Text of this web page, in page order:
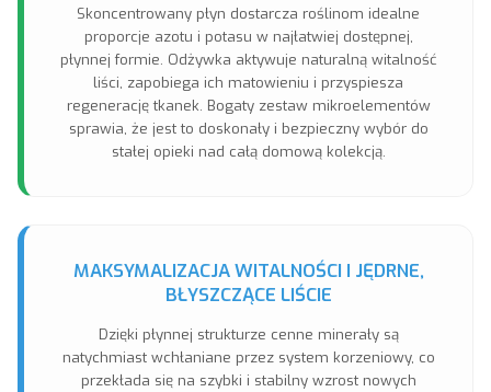
Skoncentrowany płyn dostarcza roślinom idealne
proporcje azotu i potasu w najłatwiej dostępnej,
płynnej formie. Odżywka aktywuje naturalną witalność
liści, zapobiega ich matowieniu i przyspiesza
regenerację tkanek. Bogaty zestaw mikroelementów
sprawia, że jest to doskonały i bezpieczny wybór do
stałej opieki nad całą domową kolekcją.
MAKSYMALIZACJA WITALNOŚCI I JĘDRNE,
BŁYSZCZĄCE LIŚCIE
Dzięki płynnej strukturze cenne minerały są
natychmiast wchłaniane przez system korzeniowy, co
przekłada się na szybki i stabilny wzrost nowych